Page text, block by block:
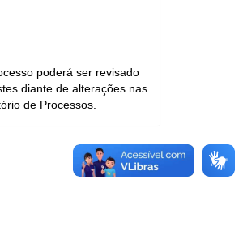
poderá ser revisado
diante de alterações nas
de Processos.